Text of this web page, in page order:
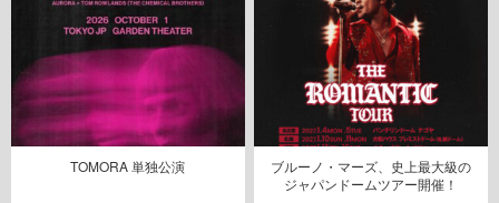
TOMORA 単独公演
ブルーノ・マーズ、史上最大級の
ジャパンドームツアー開催！